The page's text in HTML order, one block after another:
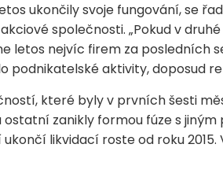
ukončily svoje fungování, se
společnosti. „Pokud v
letos nejvíc firem za posledních
podnikatelské aktivity, doposud
které byly v prvních šesti
ostatní zanikly formou fúze s
likvidací roste od roku